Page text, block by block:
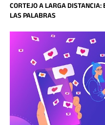
CORTEJO A LARGA
LAS PALABRAS